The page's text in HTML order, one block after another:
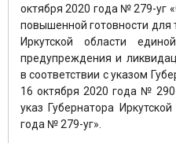
октября 2020 года № 279-уг
повышенной готовности для
Иркутской области
предупреждения и
в соответствии с указом
16 октября 2020 года №
указ Губернатора
года № 279-уг».